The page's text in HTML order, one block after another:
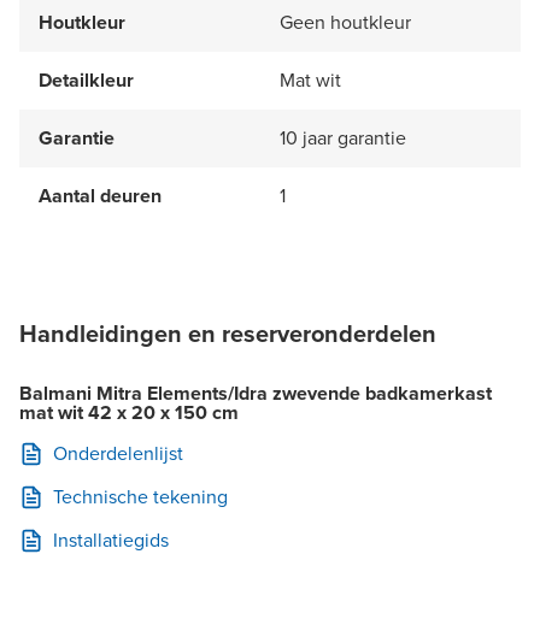
Houtkleur Geen houtkleur
Detailkleur Mat wit
Garantie 10 jaar garantie
Aantal deuren 1
Handleidingen en reserveronderdelen
Balmani Mitra Elements/Idra zwevende badkamerkast
mat wit 42 x 20 x 150 cm
Onderdelenlijst
Technische tekening
Installatiegids